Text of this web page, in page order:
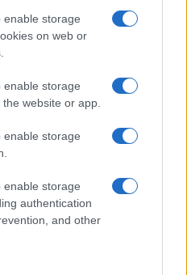
enable storage
on web or
enable storage
website or app.
enable storage
enable storage
authentication
and other
tempo reale?
ultime news
News